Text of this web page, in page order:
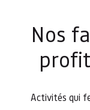
Nos
Activités qui